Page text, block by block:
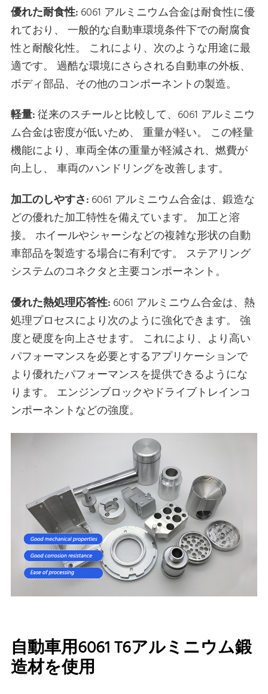
優れた耐食性:6061 アルミニウム合金は耐食性に優
れており、 一般的な自動車環境条件下での耐腐食
性と耐酸化性。 これにより、次のような用途に最
適です。 過酷な環境にさらされる自動車の外板、
ボディ部品、その他のコンポーネントの製造。
軽量:従来のスチールと比較して、6061 アルミニウ
ム合金は密度が低いため、 重量が軽い。 この軽量
機能により、車両全体の重量が軽減され、燃費が
向上し、 車両のハンドリングを改善します。
加工のしやすさ:6061 アルミニウム合金は、鍛造な
どの優れた加工特性を備えています。 加工と溶
接。 ホイールやシャーシなどの複雑な形状の自動
車部品を製造する場合に有利です。 ステアリング
システムのコネクタと主要コンポーネント。
優れた熱処理応答性: 6061 アルミニウム合金は、熱
処理プロセスにより次のように強化できます。 強
度と硬度を向上させます。 これにより、より高い
パフォーマンスを必要とするアプリケーションで
より優れたパフォーマンスを提供できるようにな
ります。 エンジンブロックやドライブトレインコ
ンポーネントなどの強度。
自動車用6061 T6アルミニウム鍛
造材を使用